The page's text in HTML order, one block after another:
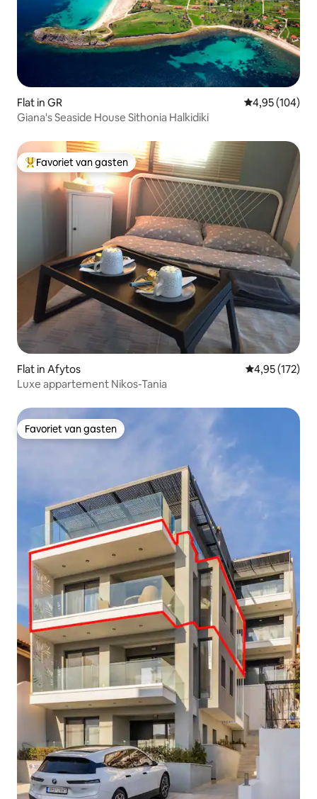
Flat in GR Gemiddelde
4,95 (104)
Giana's Seaside House Sithonia Halkidiki
Topfavoriet van gasten
Favoriet van gasten
Flat in Afytos Gemiddelde
4,95 (172)
Luxe appartement Nikos-Tania
Favoriet van gasten
Favoriet van gasten